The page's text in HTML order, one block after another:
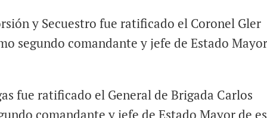
y Secuestro fue ratificado el Coronel Gler
segundo comandante y jefe de Estado
fue ratificado el General de Brigada Carlos
comandante y jefe de Estado Mayor de